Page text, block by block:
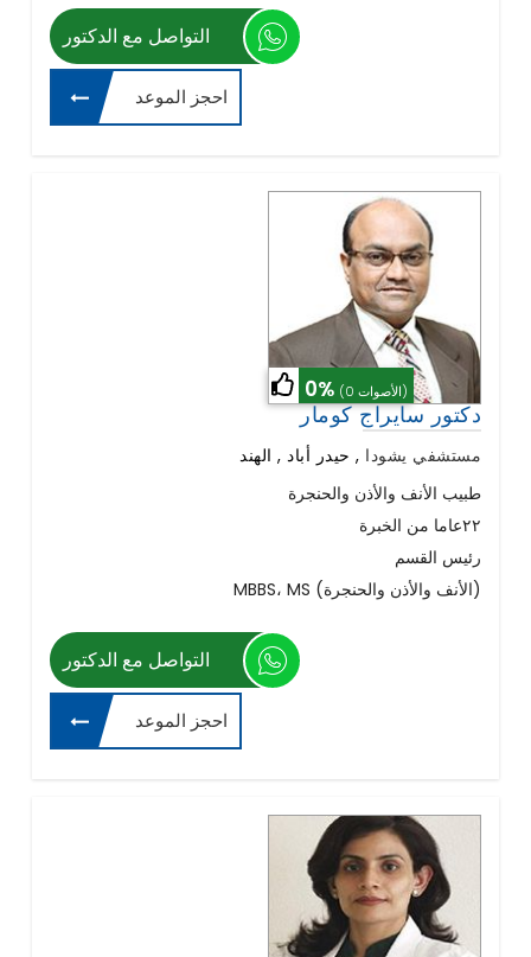
التواصل مع الدكتور
احجز الموعد
0% (0 الأصوات)
دكتور سايراج كومار
مستشفي يشودا , حيدر أباد , الهند
طبيب الأنف والأذن والحنجرة
٢٢عاما من الخبرة
رئيس القسم
MBBS، MS (الأنف والأذن والحنجرة)
التواصل مع الدكتور
احجز الموعد